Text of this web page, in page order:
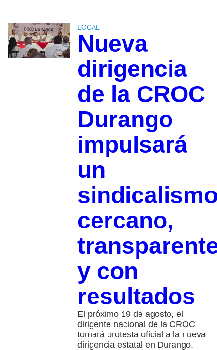
LOCAL
Nueva
dirigencia
de la CROC
Durango
impulsará
un
cercano,
y con
resultados
El próximo 19 de agosto, el
dirigente nacional de la CROC
tomará protesta oficial a la nueva
dirigencia estatal en Durango.